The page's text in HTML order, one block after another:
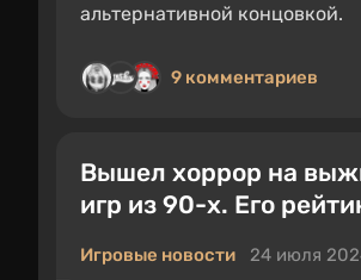
альтернативной концовкой.
9 комментариев
Вышел хоррор на
игр из 90-х. Его
Игровые новости 24 июля